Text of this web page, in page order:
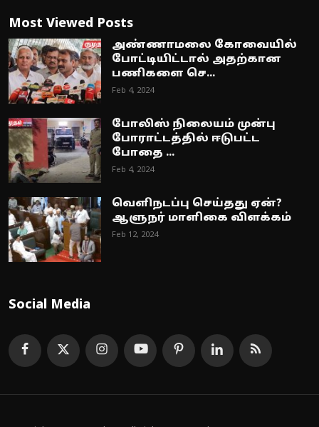
Most Viewed Posts
அண்ணாமலை கோவையில்
போட்டியிட்டால் அதற்கான
பணிகளை செ...
Feb 4, 2024
போலிஸ் நிலையம் முன்பு
போராட்டத்தில் ஈடுபட்ட
போதை ...
Feb 4, 2024
வெளிநடப்பு செய்தது ஏன்?
ஆளுநர் மாளிகை விளக்கம்
Feb 12, 2024
Social Media